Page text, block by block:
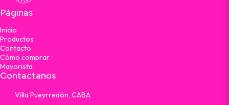
Páginas
Inicio
Productos
Contacto
Cómo comprar
Mayorista
Contactanos
Villa Pueyrredón, CABA